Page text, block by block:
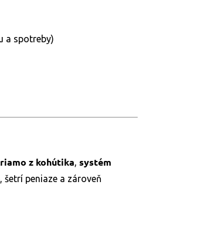
a spotreby)
z kohútika, systém
peniaze a zároveň